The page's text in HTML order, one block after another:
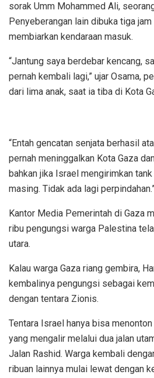
sorak Umm Mohammed Ali,
Penyeberangan lain dibuka tiga
membiarkan kendaraan masuk.
“Jantung saya berdebar kencang,
pernah kembali lagi,” ujar Osama,
dari lima anak, saat ia tiba di Kota
“Entah gencatan senjata berhasil
pernah meninggalkan Kota Gaza
bahkan jika Israel mengirimkan
masing. Tidak ada lagi
Kantor Media Pemerintah di Gaza
ribu pengungsi warga Palestina
utara.
Kalau warga Gaza riang gembira,
kembalinya pengungsi sebagai
dengan tentara Zionis.
Tentara Israel hanya bisa
yang mengalir melalui dua jalan
Jalan Rashid. Warga kembali
ribuan lainnya mulai lewat dengan